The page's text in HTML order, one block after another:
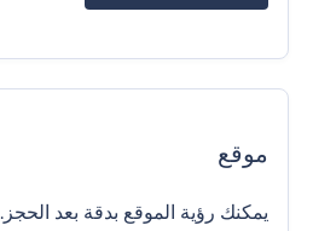
موقع
يمكنك رؤية الموقع بدقة بعد الحجز.